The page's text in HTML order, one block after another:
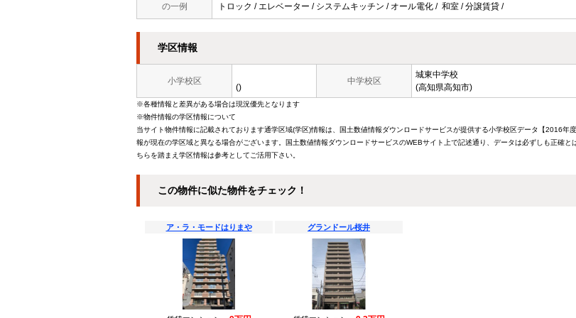
の一例
トロック / エレベーター / システムキッチン / オール電化 / 和室 / 分譲賃貸 /
学区情報
小学校区
()
中学校区
城東中学校
(高知県高知市)
※各種情報と差異がある場合は現況優先となります
※物件情報の学区情報について
当サイト物件情報に記載されております通学区域(学区)情報は、国土数値情報ダウンロードサービスが提供する小学校区データ【2016
報が現在の学区域と異なる場合がございます。国土数値情報ダウンロードサービスのWEBサイト上で記述通り、データは必ずしも正確
ちらを踏まえ学区情報は参考としてご活用下さい。
この物件に似た物件をチェック！
ア・ラ・モードはりまや グランドール桜井